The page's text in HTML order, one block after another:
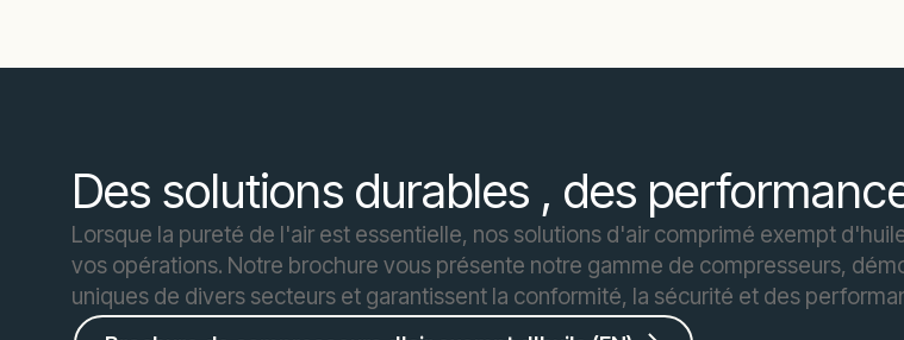
Des solutions durables , des
Lorsque la pureté de l'air est essentielle, nos solutions d'air comprimé exempt
vos opérations. Notre brochure vous présente notre gamme de compresseurs,
uniques de divers secteurs et garantissent la conformité, la sécurité et des